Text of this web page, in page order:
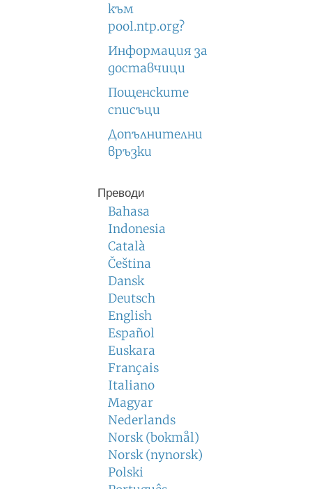
към
pool.ntp.org?
Информация за
доставчици
Пощенските
списъци
Допълнителни
връзки
Преводи
Bahasa
Indonesia
Català
Čeština
Dansk
Deutsch
English
Español
Euskara
Français
Italiano
Magyar
Nederlands
Norsk (bokmål)
Norsk (nynorsk)
Polski